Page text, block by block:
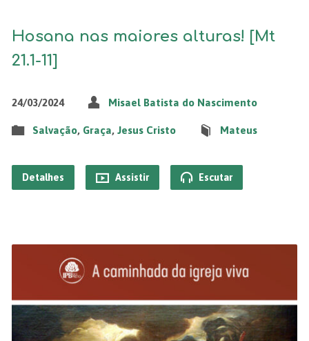
Hosana nas maiores alturas! [Mt
21.1-11]
24/03/2024 Misael Batista do Nascimento
Salvação, Graça, Jesus Cristo Mateus
Detalhes Assistir Escutar